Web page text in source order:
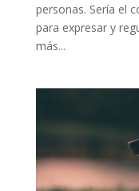
personas. Sería el
para expresar y
más...